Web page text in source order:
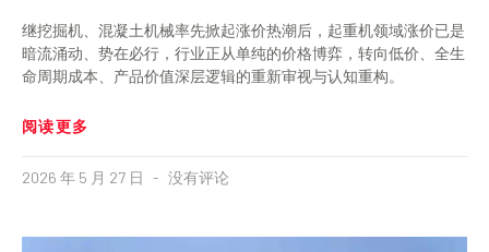
继挖掘机、混凝土机械率先掀起涨价热潮后，起重机领域涨价已是
暗流涌动、势在必行，行业正从单纯的价格博弈，转向低价、全生
命周期成本、产品价值深层逻辑的重新审视与认知重构。
阅读更多
2026 年 5 月 27 日 没有评论